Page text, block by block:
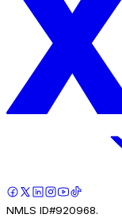
NMLS ID#920968.